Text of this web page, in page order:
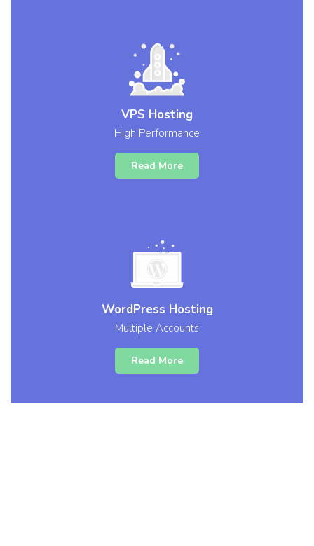
VPS Hosting
High Performance
Read More
WordPress Hosting
Multiple Accounts
Read More